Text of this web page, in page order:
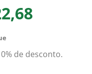
O
preço
é:
R$22,68.
de desconto.